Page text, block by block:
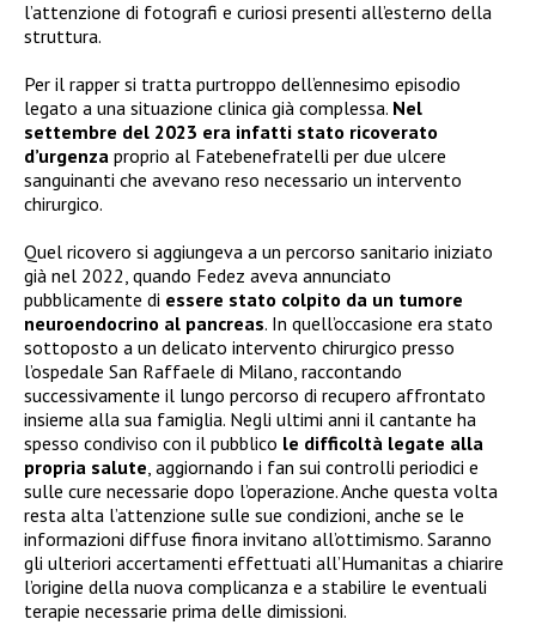
l’attenzione di fotografi e curiosi presenti all’esterno della
struttura.
Per il rapper si tratta purtroppo dell’ennesimo episodio
legato a una situazione clinica già complessa. Nel
settembre del 2023 era infatti stato ricoverato
d’urgenza proprio al Fatebenefratelli per due ulcere
sanguinanti che avevano reso necessario un intervento
chirurgico.
Quel ricovero si aggiungeva a un percorso sanitario iniziato
già nel 2022, quando Fedez aveva annunciato
pubblicamente di essere stato colpito da un tumore
neuroendocrino al pancreas. In quell’occasione era stato
sottoposto a un delicato intervento chirurgico presso
l’ospedale San Raffaele di Milano, raccontando
successivamente il lungo percorso di recupero affrontato
insieme alla sua famiglia. Negli ultimi anni il cantante ha
spesso condiviso con il pubblico le difficoltà legate alla
propria salute, aggiornando i fan sui controlli periodici e
sulle cure necessarie dopo l’operazione. Anche questa volta
resta alta l’attenzione sulle sue condizioni, anche se le
informazioni diffuse finora invitano all’ottimismo. Saranno
gli ulteriori accertamenti effettuati all’Humanitas a chiarire
l’origine della nuova complicanza e a stabilire le eventuali
terapie necessarie prima delle dimissioni.